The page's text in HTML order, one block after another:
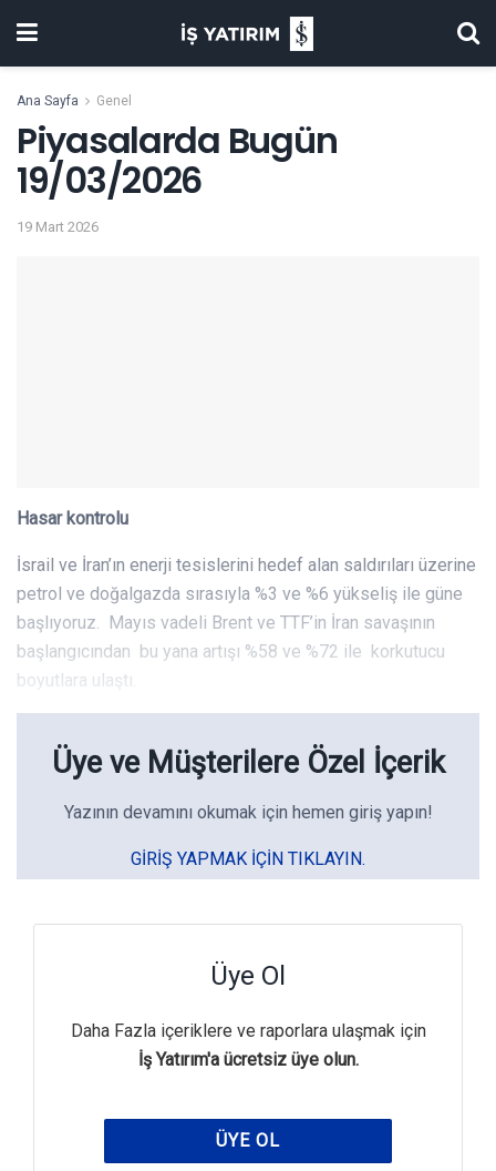
Ana Sayfa Genel
Piyasalarda Bugün
19/03/2026
19 Mart 2026
Hasar kontrolu
İsrail ve İran’ın enerji tesislerini hedef alan saldırıları üzerine
petrol ve doğalgazda sırasıyla %3 ve %6 yükseliş ile güne
başlıyoruz. Mayıs vadeli Brent ve TTF’in İran savaşının
başlangıcından bu yana artışı %58 ve %72 ile korkutucu
boyutlara ulaştı.
Üye ve Müşterilere Özel İçerik
Yazının devamını okumak için hemen giriş yapın!
GIRIŞ YAPMAK IÇIN TIKLAYIN.
Üye Ol
Daha Fazla içeriklere ve raporlara ulaşmak için
İş Yatırım'a ücretsiz üye olun.
ÜYE OL